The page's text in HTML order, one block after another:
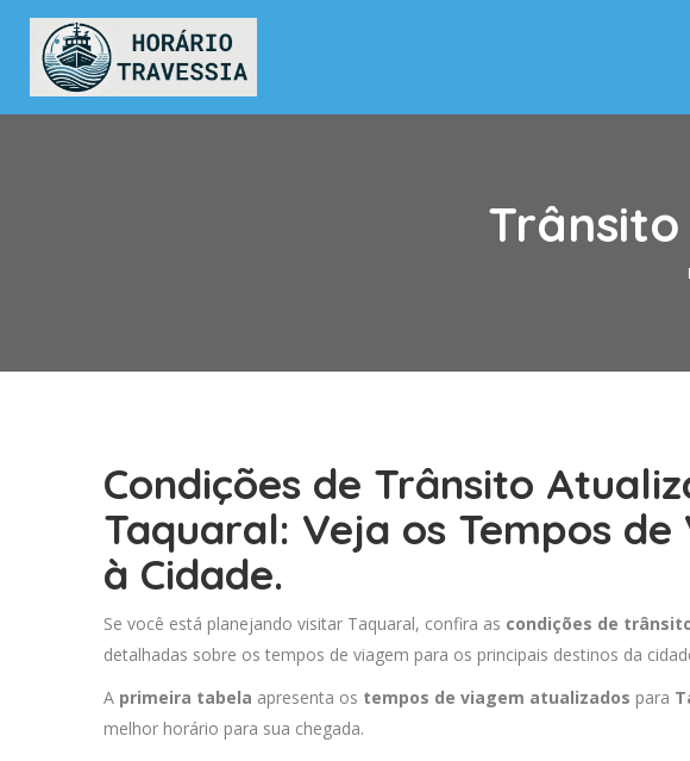
Trânsito
Condições de Trânsito
Taquaral: Veja os Tempos de
à Cidade.
Se você está planejando visitar Taquaral, confira as condições de
detalhadas sobre os tempos de viagem para os principais destinos da
A primeira tabela apresenta os tempos de viagem atualizados para
melhor horário para sua chegada.